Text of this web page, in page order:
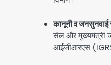
कानूनी व
सेल और मुख्यमंत्री
आईजीआरएस